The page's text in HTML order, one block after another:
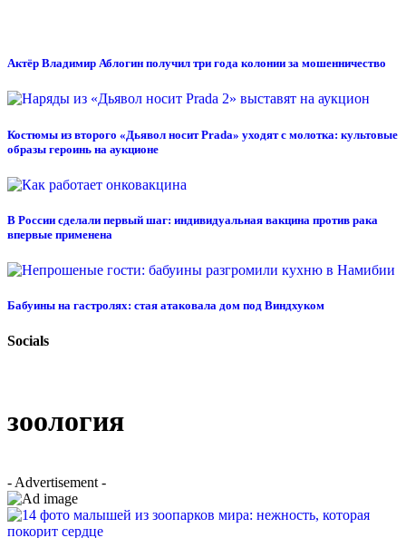
Актёр Владимир Аблогин получил три года колонии за мошенничество
Костюмы из второго «Дьявол носит Prada» уходят с молотка: культовые
образы героинь на аукционе
В России сделали первый шаг: индивидуальная вакцина против рака
впервые применена
Бабуины на гастролях: стая атаковала дом под Виндхуком
Socials
зоология
- Advertisement -